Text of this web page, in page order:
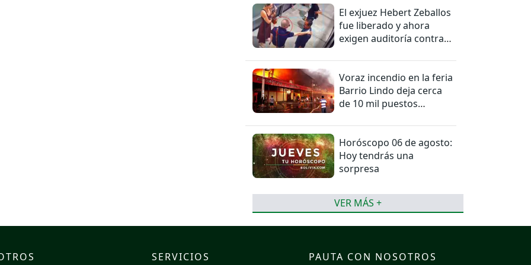
El exjuez Hebert Zeballos
fue liberado y ahora
exigen auditoría contra
Voraz incendio en la feria
Barrio Lindo deja cerca
de 10 mil puestos
Horóscopo 06 de agosto:
Hoy tendrás una
sorpresa
VER MÁS +
SERVICIOS PAUTA CON NOSOTROS